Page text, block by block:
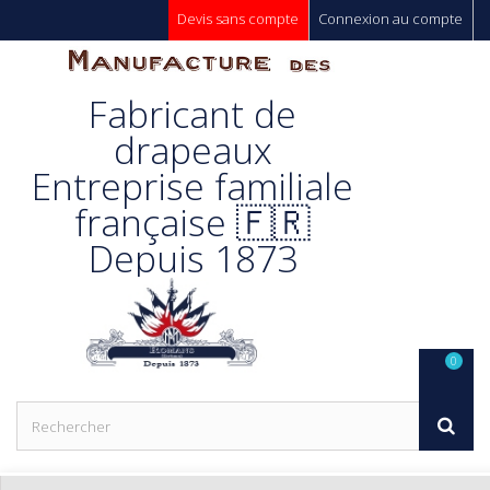
Connexion au compte
Devis sans compte
Manufacture
Des
Drapeaux
Unic s.a.
Fabricant de
drapeaux
Entreprise familiale
française 🇫🇷
Depuis 1873
0